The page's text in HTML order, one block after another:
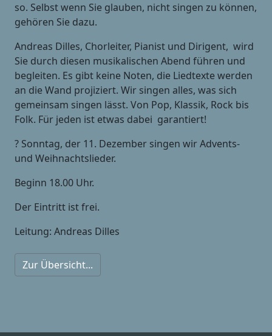
so. Selbst wenn Sie glauben, nicht singen zu können,
gehören Sie dazu.
Andreas Dilles, Chorleiter, Pianist und Dirigent, wird
Sie durch diesen musikalischen Abend führen und
begleiten. Es gibt keine Noten, die Liedtexte werden
an die Wand projiziert. Wir singen alles, was sich
gemeinsam singen lässt. Von Pop, Klassik, Rock bis
Folk. Für jeden ist etwas dabei  garantiert!
? Sonntag, der 11. Dezember singen wir Advents-
und Weihnachtslieder.
Beginn 18.00 Uhr.
Der Eintritt ist frei.
Leitung: Andreas Dilles
Zur Übersicht...